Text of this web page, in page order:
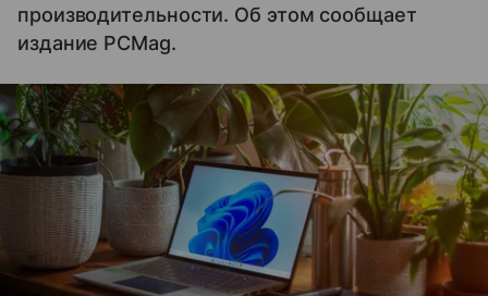
производительности. Об этом сообщает
издание PCMag.